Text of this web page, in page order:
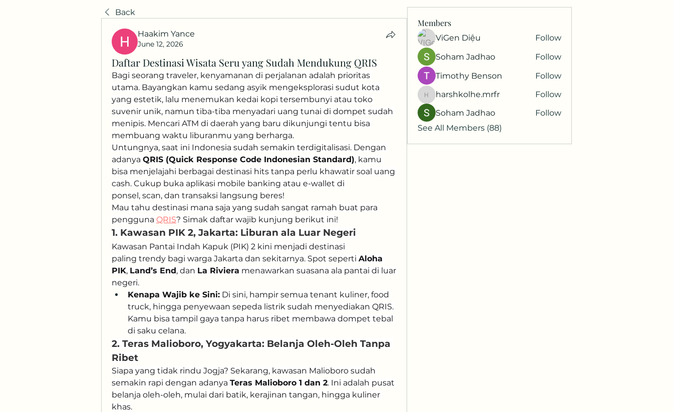
Back
Haakim Yance
June 12, 2026
Daftar Destinasi Wisata Seru yang Sudah Mendukung QRIS
Bagi seorang traveler, kenyamanan di perjalanan adalah prioritas
utama. Bayangkan kamu sedang asyik mengeksplorasi sudut kota
yang estetik, lalu menemukan kedai kopi tersembunyi atau toko
suvenir unik, namun tiba-tiba menyadari uang tunai di dompet sudah
menipis. Mencari ATM di daerah yang baru dikunjungi tentu bisa
membuang waktu liburanmu yang berharga.
Untungnya, saat ini Indonesia sudah semakin terdigitalisasi. Dengan
adanya QRIS (Quick Response Code Indonesian Standard), kamu
bisa menjelajahi berbagai destinasi hits tanpa perlu khawatir soal uang
cash. Cukup buka aplikasi mobile banking atau e-wallet di
ponsel, scan, dan transaksi langsung beres!
Mau tahu destinasi mana saja yang sudah sangat ramah buat para
pengguna QRIS? Simak daftar wajib kunjung berikut ini!
1. Kawasan PIK 2, Jakarta: Liburan ala Luar Negeri
Kawasan Pantai Indah Kapuk (PIK) 2 kini menjadi destinasi
paling trendy bagi warga Jakarta dan sekitarnya. Spot seperti Aloha
PIK, Land’s End, dan La Riviera menawarkan suasana ala pantai di luar
negeri.
Kenapa Wajib ke Sini: Di sini, hampir semua tenant kuliner, food
truck, hingga penyewaan sepeda listrik sudah menyediakan QRIS.
Kamu bisa tampil gaya tanpa harus ribet membawa dompet tebal
di saku celana.
2. Teras Malioboro, Yogyakarta: Belanja Oleh-Oleh Tanpa
Ribet
Siapa yang tidak rindu Jogja? Sekarang, kawasan Malioboro sudah
semakin rapi dengan adanya Teras Malioboro 1 dan 2. Ini adalah pusat
belanja oleh-oleh, mulai dari batik, kerajinan tangan, hingga kuliner
khas.
Members
ViGen Diệu
Follow
Soham Jadhao
Follow
Timothy Benson
Follow
harshkolhe.mrfr
harshkolhe.mrfr
Follow
Soham Jadhao
Follow
See All Members (88)